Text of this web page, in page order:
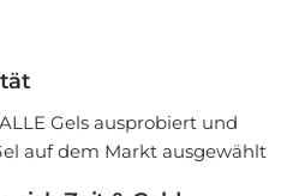
Gels ausprobiert und
auf dem Markt ausgewählt